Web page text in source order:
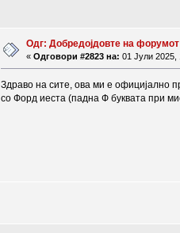
Одг: Добредојдовте на
«Одговори #2823 на: 01 Јули 2025,
Здраво на сите, ова ми е официјално
со Форд иеста (падна Ф буквата при